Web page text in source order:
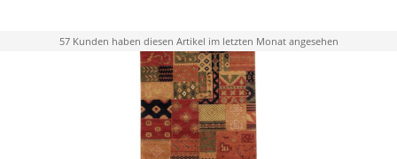
57 Kunden haben diesen Artikel im letzten Monat angesehen